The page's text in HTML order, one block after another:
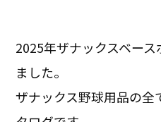
2025年ザナックスベー
ました。
ザナックス野球用品の全